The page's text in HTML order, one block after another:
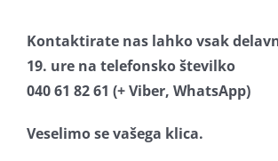
Kontaktirate nas lahko vsak
19. ure na telefonsko številko
040 61 82 61 (+ Viber, WhatsApp)
Veselimo se vašega klica.